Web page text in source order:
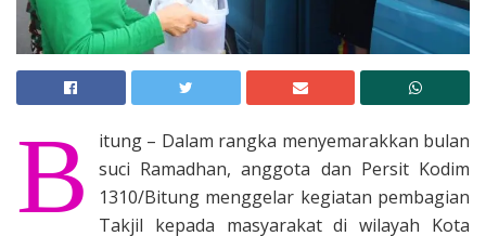
B
itung – Dalam rangka menyemarakkan bulan
suci Ramadhan, anggota dan Persit Kodim
1310/Bitung menggelar kegiatan pembagian
Takjil kepada masyarakat di wilayah Kota